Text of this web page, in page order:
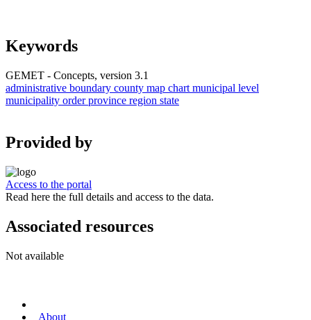
Keywords
GEMET - Concepts, version 3.1
administrative boundary county map chart municipal level
municipality order province region state
Provided by
Access to the portal
Read here the full details and access to the data.
Associated resources
Not available
About